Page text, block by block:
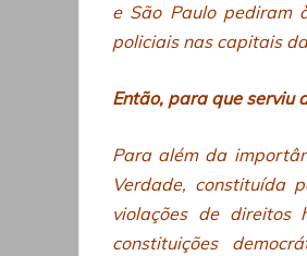
e São Paulo pediram
policiais nas capitais
Então, para que serviu
Para além da
Verdade, constituída
violações de
constituições